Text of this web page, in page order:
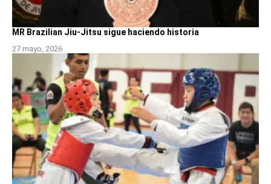
MR Brazilian Jiu-Jitsu sigue haciendo historia
27 mayo, 2026